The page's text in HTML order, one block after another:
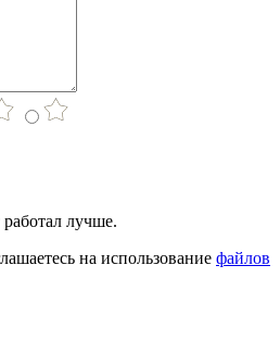
лучше.
на использование файлов